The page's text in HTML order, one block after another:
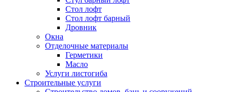
Стол лофт
Стол лофт барный
Дровник
Окна
Отделочные материалы
Герметики
Масло
Услуги листогиба
Строительные услуги